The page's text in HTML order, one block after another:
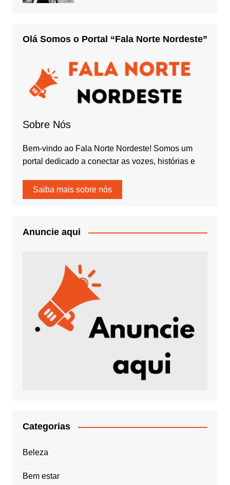
Olá Somos o Portal “Fala Norte Nordeste”
Sobre Nós
Bem-vindo ao Fala Norte Nordeste! Somos um
portal dedicado a conectar as vozes, histórias e
Saiba mais sobre nós
Anuncie aqui
Categorias
Beleza
Bem estar